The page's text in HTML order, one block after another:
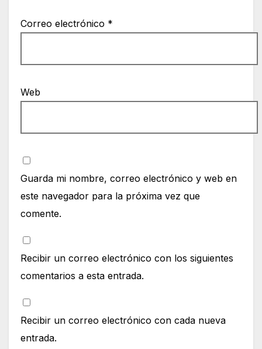
Correo electrónico *
Web
Guarda mi nombre, correo electrónico y web en
este navegador para la próxima vez que
comente.
Recibir un correo electrónico con los siguientes
comentarios a esta entrada.
Recibir un correo electrónico con cada nueva
entrada.